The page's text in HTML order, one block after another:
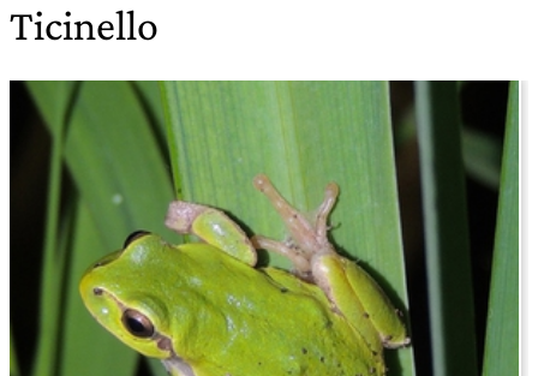
Ticinello